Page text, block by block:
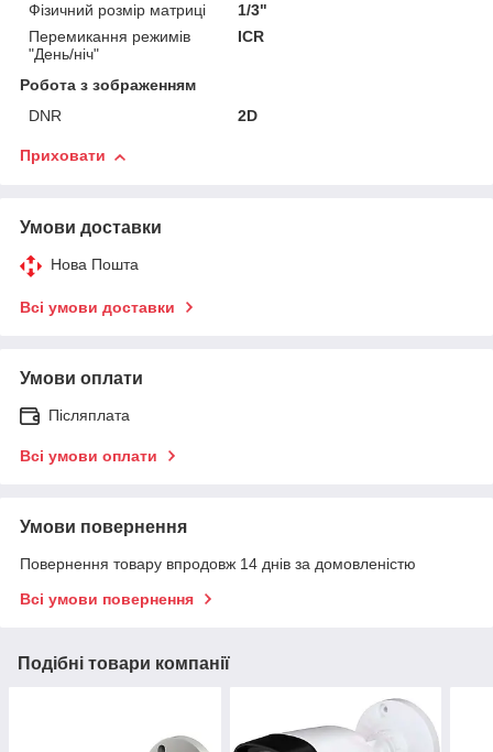
Фізичний розмір матриці
1/3"
Перемикання режимів
"День/ніч"
ICR
Робота з зображенням
DNR
2D
Приховати
Умови доставки
Нова Пошта
Всі умови доставки
Умови оплати
Післяплата
Всі умови оплати
Умови повернення
Повернення товару впродовж 14 днів за домовленістю
Всі умови повернення
Подібні товари компанії